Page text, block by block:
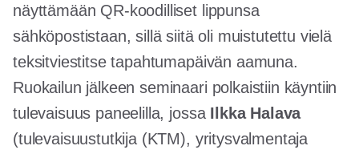
näyttämään QR-koodilliset lippunsa
sähköpostistaan, sillä siitä oli muistutettu vielä
teksitviestitse tapahtumapäivän aamuna.
Ruokailun jälkeen seminaari polkaistiin käyntiin
tulevaisuus paneelilla, jossa Ilkka Halava
(tulevaisuustutkija (KTM), yritysvalmentaja